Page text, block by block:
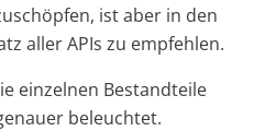
ist aber in den
aller APIs zu empfehlen.
einzelnen Bestandteile
beleuchtet.